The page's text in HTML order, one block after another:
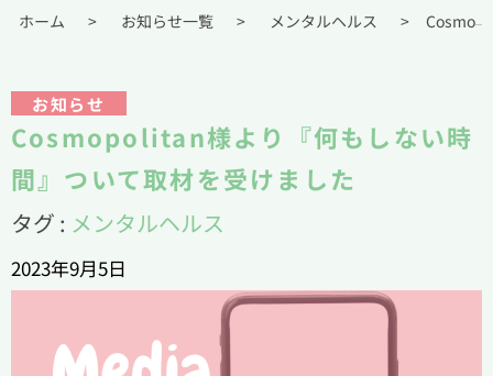
ホーム > お知らせ一覧 > メンタルヘルス > Cosmopolitan様より『何もしない時間』ついて取材を受けました
お知らせ
Cosmopolitan様より『何もしない時
間』ついて取材を受けました
タグ : メンタルヘルス
2023年9月5日